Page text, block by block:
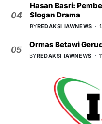
04
Hasan Basri:
Slogan Drama
BYREDAKSI IAWNEWS
05
Ormas Betawi
BYREDAKSI IAWNEWS